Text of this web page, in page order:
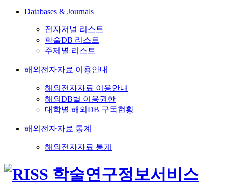
Databases & Journals
전자저널 리스트
학술DB 리스트
주제별 리스트
해외전자자료 이용안내
해외전자자료 이용안내
해외DB별 이용권한
대학별 해외DB 구독현황
해외전자자료 통계
해외전자자료 통계